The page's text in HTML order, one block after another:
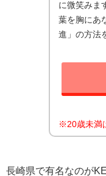
に微笑みま
葉を胸にあ
進」の方法
※20歳未満
長崎県で有名なのが